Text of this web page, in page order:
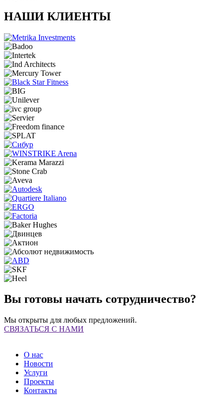
НАШИ КЛИЕНТЫ
Вы готовы начать сотрудничество?
Мы открыты для любых предложений.
СВЯЗАТЬСЯ С НАМИ
О нас
Новости
Услуги
Проекты
Контакты